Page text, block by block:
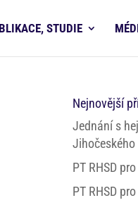
STUDIE
Nejnovější
Jednání s
Jihočeského
PT RHSD
PT RHSD